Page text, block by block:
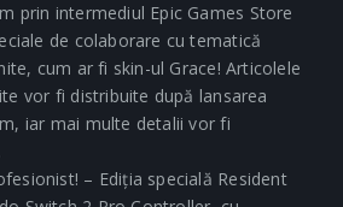
prin intermediul Epic Games Store
de colaborare cu tematică
cum ar fi skin-ul Grace! Articolele
vor fi distribuite după lansarea
iar mai multe detalii vor fi
– Ediția specială Resident